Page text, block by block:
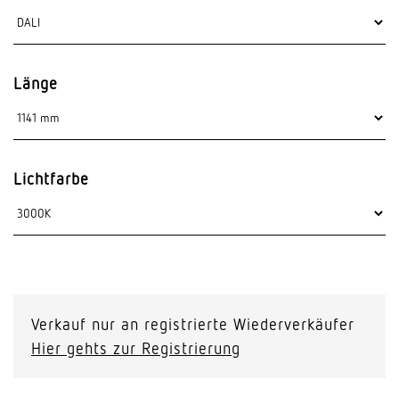
Länge
Lichtfarbe
Verkauf nur an registrierte Wiederverkäufer
Hier gehts zur Registrierung